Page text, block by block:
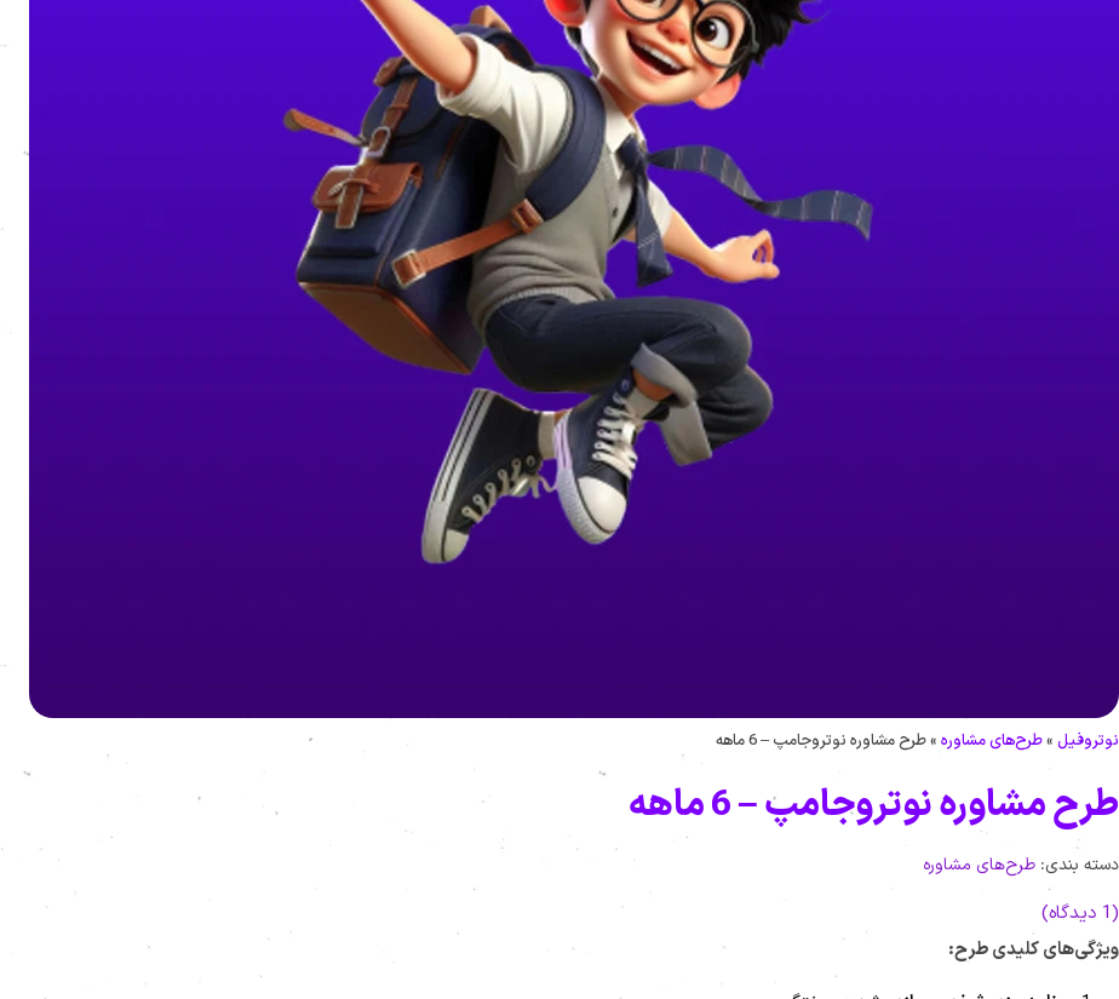
نوتروفیل »طرح‌های مشاوره »طرح مشاوره نوتروجامپ – 6 ماهه
طرح مشاوره نوتروجامپ – 6 ماهه
دسته بندی: طرح‌های مشاوره
(1 دیدگاه)
ویژگی‌های کلیدی طرح: